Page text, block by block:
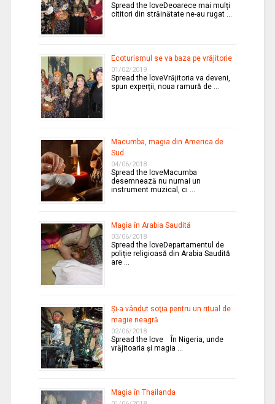
Spread the loveDeoarece mai mulți
cititori din străinătate ne-au rugat …
Ecoturismul se va baza pe vrăjitorie
01/02/2019
Spread the loveVrăjitoria va deveni,
spun experții, noua ramură de …
Macumba, magia din America de
Sud
04/06/2018
Spread the loveMacumba
desemnează nu numai un
instrument muzical, ci …
Magia în Arabia Saudită
03/06/2018
Spread the loveDepartamentul de
poliție religioasă din Arabia Saudită
are …
Şi-a vândut soţia pentru un ritual de
magie neagră
02/06/2018
Spread the love În Nigeria, unde
vrăjitoaria şi magia …
Magia în Thailanda